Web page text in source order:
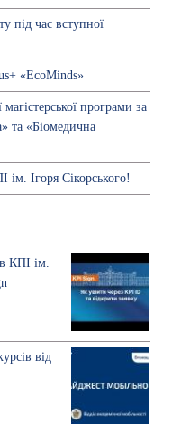
під час вступної
«EcoMinds»
програми за
та «Біомедична
ім. Ігоря Сікорського!
КПІ ім.
від